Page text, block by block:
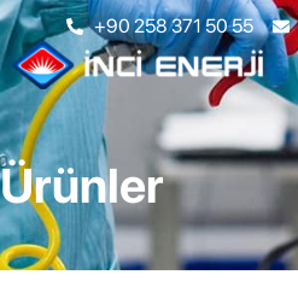
+90 258 371 50 55
Ürünler